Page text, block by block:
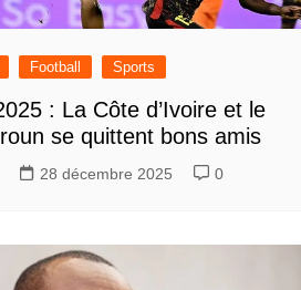
Football Sports
: La Côte d’Ivoire et le
se quittent bons amis
28 décembre 2025 0